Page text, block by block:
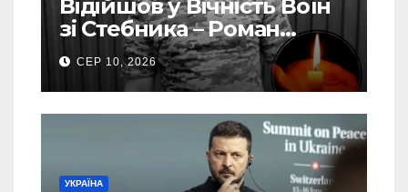
Відійшов у Вічність Воїн
зі Стебника – Роман
Кучера
СЕР 10, 2026
УКРАЇНА